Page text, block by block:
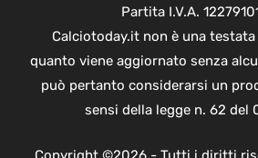
Partita I.V.A.
Calciotoday.it non è una
quanto viene aggiornato senza
può pertanto considerarsi un
sensi della legge n. 62 del